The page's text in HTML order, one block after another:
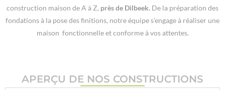
construction maison de A à Z, près de Dilbeek. De la préparation des
fondations à la pose des finitions, notre équipe s’engage à réaliser une
maison fonctionnelle et conforme à vos attentes.
APERÇU DE NOS CONSTRUCTIONS